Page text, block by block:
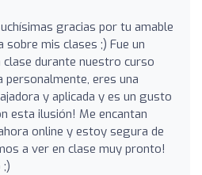
gracias por tu amable
sobre mis clases ;) Fue un
durante nuestro curso
personalmente, eres una
y aplicada y es un gusto
esta ilusión! Me encantan
online y estoy segura de
a ver en clase muy pronto!